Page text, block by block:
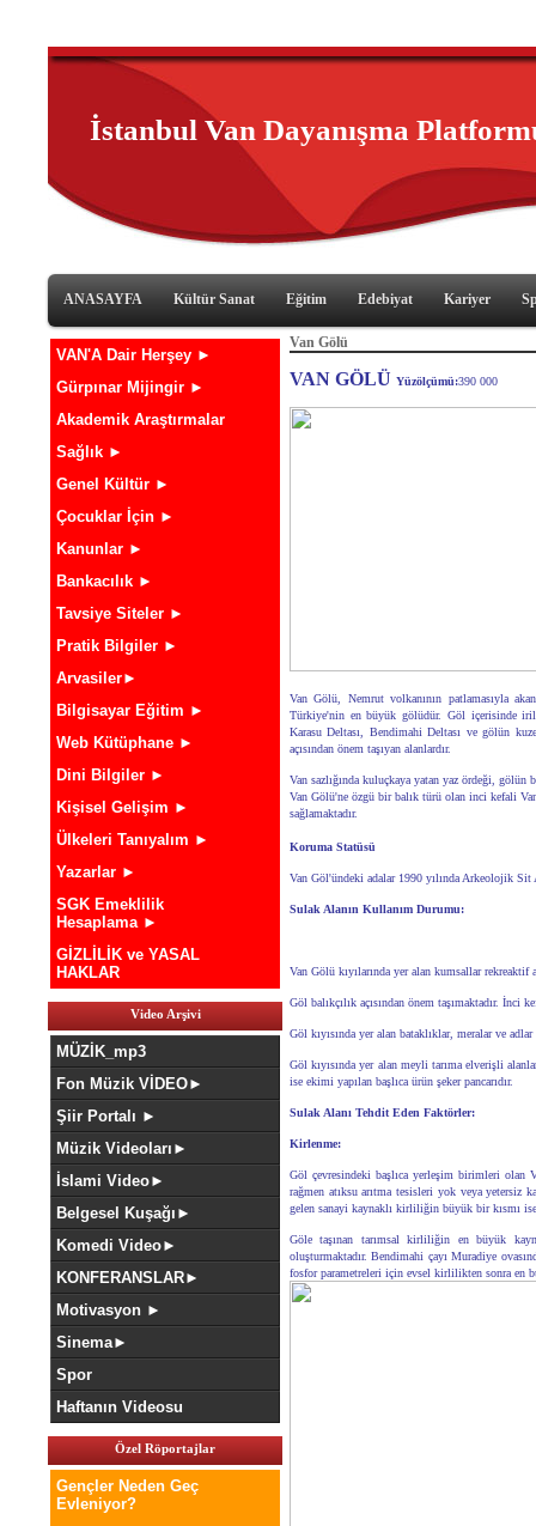
İstanbul Van Dayanışma
ANASAYFA Kültür Sanat Eğitim Edebiyat Kariyer
VAN'A Dair Herşey ►
Gürpınar Mijingir ►
Akademik Araştırmalar
Sağlık ►
Genel Kültür ►
Çocuklar İçin ►
Kanunlar ►
Bankacılık ►
Tavsiye Siteler ►
Pratik Bilgiler ►
Arvasiler►
Bilgisayar Eğitim ►
Web Kütüphane ►
Dini Bilgiler ►
Kişisel Gelişim ►
Ülkeleri Tanıyalım ►
Yazarlar ►
SGK Emeklilik
Hesaplama ►
GİZLİLİK ve YASAL
HAKLAR
Video Arşivi
MÜZİK_mp3
Fon Müzik VİDEO►
Şiir Portalı ►
Müzik Videoları►
İslami Video►
Belgesel Kuşağı►
Komedi Video►
KONFERANSLAR►
Motivasyon ►
Sinema►
Spor
Haftanın Videosu
Özel Röportajlar
Gençler Neden Geç
Evleniyor?
Van Gölü
VAN GÖLÜ Yüzölçümü:390 000
Van Gölü , Nemrut volkanının patlamasıyla
Türkiye'nin en büyük gölüdür. Göl içerisinde
Karasu Deltası, Bendimahi Deltası ve gölün
açısından önem taşıyan alanlardır.
Van sazlığında kuluçkaya yatan yaz ördeği, gölün
Van Gölü'ne özgü bir balık türü olan inci kefali
sağlamaktadır.
Koruma Statüsü
Van Göl'ündeki adalar 1990 yılında Arkeolojik
Sulak Alanın Kullanım Durumu:
Van Gölü kıyılarında yer alan kumsallar rekreaktif
Göl balıkçılık açısından önem taşımaktadır. İnci
Göl kıyısında yer alan bataklıklar, meralar ve
Göl kıyısında yer alan meyli tarıma elverişli
ise ekimi yapılan başlıca ürün şeker pancarıdır.
Sulak Alanı Tehdit Eden Faktörler:
Kirlenme:
Göl çevresindeki başlıca yerleşim birimleri olan
rağmen atıksu arıtma tesisleri yok veya yetersiz
gelen sanayi kaynaklı kirliliğin büyük bir kısmı
Göle taşınan tarımsal kirliliğin en büyük
oluşturmaktadır. Bendimahi çayı Muradiye
fosfor parametreleri için evsel kirlilikten sonra en